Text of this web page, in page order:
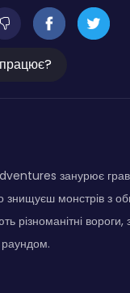
занурює
знищуєш монстрів з
різноманітні